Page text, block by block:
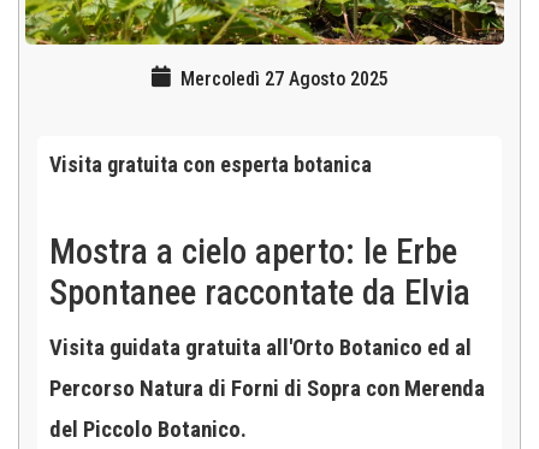
Mercoledì 27 Agosto 2025
Visita gratuita con esperta botanica
Mostra a cielo aperto: le Erbe
Spontanee raccontate da Elvia
Visita guidata gratuita all'Orto Botanico ed al
Percorso Natura di Forni di Sopra con Merenda
del Piccolo Botanico.